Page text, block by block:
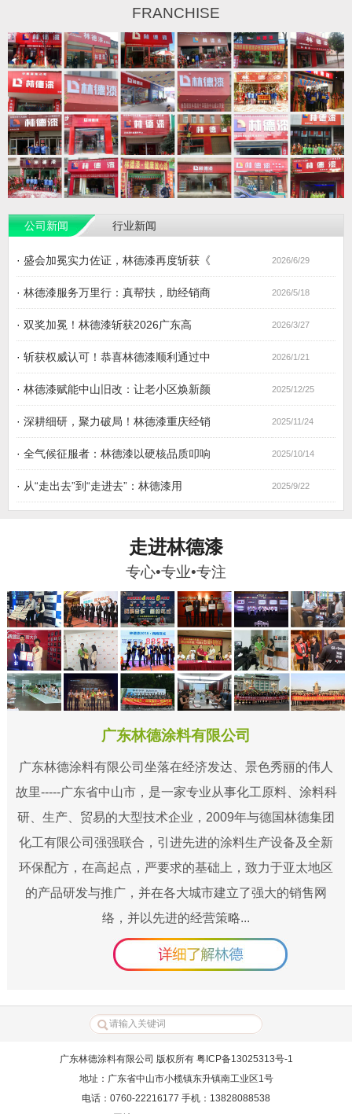
FRANCHISE
公司新闻 行业新闻
· 盛会加冕实力佐证，林德漆再度斩获《 2026/6/29
· 林德漆服务万里行：真帮扶，助经销商 2026/5/18
· 双奖加冕！林德漆斩获2026广东高 2026/3/27
· 斩获权威认可！恭喜林德漆顺利通过中 2026/1/21
· 林德漆赋能中山旧改：让老小区焕新颜 2025/12/25
· 深耕细研，聚力破局！林德漆重庆经销 2025/11/24
· 全气候征服者：林德漆以硬核品质叩响 2025/10/14
· 从“走出去”到“走进去”：林德漆用 2025/9/22
走进林德漆
专心•专业•专注
广东林德涂料有限公司
广东林德涂料有限公司坐落在经济发达、景色秀丽的伟人
故里-----广东省中山市，是一家专业从事化工原料、涂料科
研、生产、贸易的大型技术企业，2009年与德国林德集团
化工有限公司强强联合，引进先进的涂料生产设备及全新
环保配方，在高起点，严要求的基础上，致力于亚太地区
的产品研发与推广，并在各大城市建立了强大的销售网
络，并以先进的经营策略...
广东林德涂料有限公司 版权所有 粤ICP备13025313号-1
地址：广东省中山市小榄镇东升镇南工业区1号
电话：0760-22216177 手机：13828088538